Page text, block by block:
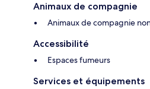
Animaux de compagnie
Animaux de compagnie
Accessibilité
Espaces fumeurs
Services et équipements